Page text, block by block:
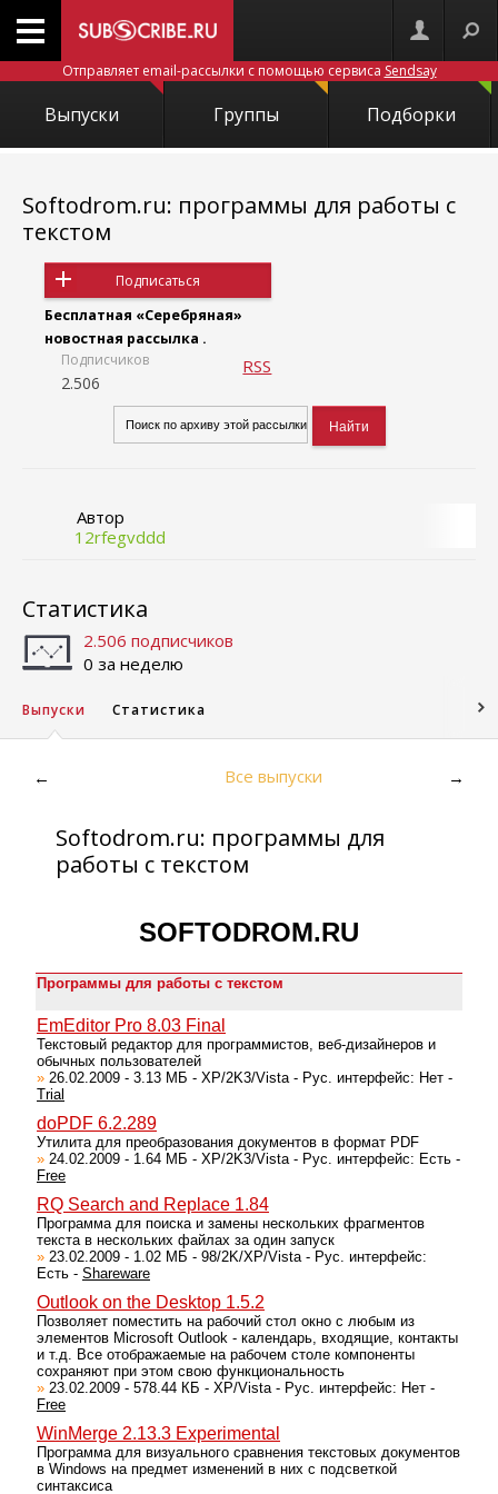
Отправляет email-рассылки с помощью сервиса Sendsay
Выпуски Группы Подборки
Softodrom.ru: программы для работы с
текстом
Подписаться
Бесплатная «Серебряная»
новостная рассылка .
Подписчиков
2.506
RSS
Автор
12rfegvddd
Статистика
2.506 подписчиков
0 за неделю
Выпуски Статистика
← Все выпуски →
Softodrom.ru: программы для
работы с текстом
SOFTODROM.RU
Программы для работы с текстом
EmEditor Pro 8.03 Final
Текстовый редактор для программистов, веб-дизайнеров и
обычных пользователей
» 26.02.2009 - 3.13 МБ - XP/2K3/Vista - Рус. интерфейс: Нет -
Trial
doPDF 6.2.289
Утилита для преобразования документов в формат PDF
» 24.02.2009 - 1.64 МБ - XP/2K3/Vista - Рус. интерфейс: Есть -
Free
RQ Search and Replace 1.84
Программа для поиска и замены нескольких фрагментов
текста в нескольких файлах за один запуск
» 23.02.2009 - 1.02 МБ - 98/2K/XP/Vista - Рус. интерфейс:
Есть - Shareware
Outlook on the Desktop 1.5.2
Позволяет поместить на рабочий стол окно с любым из
элементов Microsoft Outlook - календарь, входящие, контакты
и т.д. Все отображаемые на рабочем столе компоненты
сохраняют при этом свою функциональность
» 23.02.2009 - 578.44 КБ - XP/Vista - Рус. интерфейс: Нет -
Free
WinMerge 2.13.3 Experimental
Программа для визуального сравнения текстовых документов
в Windows на предмет изменений в них с подсветкой
синтаксиса